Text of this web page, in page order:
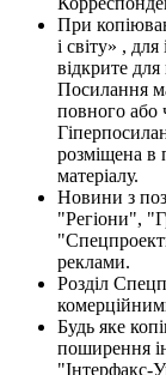
При
і світу» ,
відкрите
Посилання
повного або
розміщена в
матеріалу.
Новини з
"Регіони",
реклами.
Розділ
Будь яке
поширення
"Інтерфакс-